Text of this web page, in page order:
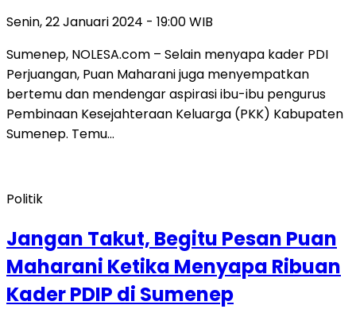
Senin, 22 Januari 2024 - 19:00 WIB
Sumenep, NOLESA.com – Selain menyapa kader PDI
Perjuangan, Puan Maharani juga menyempatkan
bertemu dan mendengar aspirasi ibu-ibu pengurus
Pembinaan Kesejahteraan Keluarga (PKK) Kabupaten
Sumenep. Temu…
Politik
Jangan Takut, Begitu Pesan Puan
Maharani Ketika Menyapa Ribuan
Kader PDIP di Sumenep